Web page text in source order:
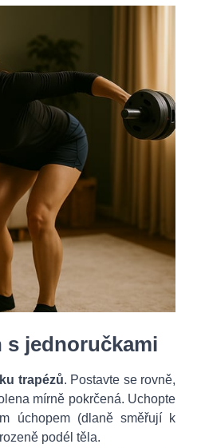
s jednoručkami
trapézů. Postavte se rovně,
mírně pokrčená. Uchopte
úchopem (dlaně směřují k
podél těla.